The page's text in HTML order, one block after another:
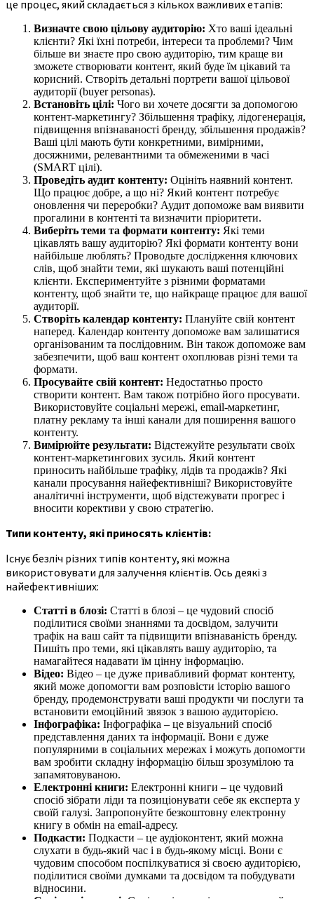
це процес, який складається з кількох важливих етапів:
Визначте свою цільову аудиторію: Хто ваші ідеальні
клієнти? Які їхні потреби, інтереси та проблеми? Чим
більше ви знаєте про свою аудиторію, тим краще ви
зможете створювати контент, який буде їм цікавий та
корисний. Створіть детальні портрети вашої цільової
аудиторії (buyer personas).
Встановіть цілі: Чого ви хочете досягти за допомогою
контент-маркетингу? Збільшення трафіку, лідогенерація,
підвищення впізнаваності бренду, збільшення продажів?
Ваші цілі мають бути конкретними, вимірними,
досяжними, релевантними та обмеженими в часі
(SMART цілі).
Проведіть аудит контенту: Оцініть наявний контент.
Що працює добре, а що ні? Який контент потребує
оновлення чи переробки? Аудит допоможе вам виявити
прогалини в контенті та визначити пріоритети.
Виберіть теми та формати контенту: Які теми
цікавлять вашу аудиторію? Які формати контенту вони
найбільше люблять? Проводьте дослідження ключових
слів, щоб знайти теми, які шукають ваші потенційні
клієнти. Експериментуйте з різними форматами
контенту, щоб знайти те, що найкраще працює для вашої
аудиторії.
Створіть календар контенту: Плануйте свій контент
наперед. Календар контенту допоможе вам залишатися
організованим та послідовним. Він також допоможе вам
забезпечити, щоб ваш контент охоплював різні теми та
формати.
Просувайте свій контент: Недостатньо просто
створити контент. Вам також потрібно його просувати.
Використовуйте соціальні мережі, email-маркетинг,
платну рекламу та інші канали для поширення вашого
контенту.
Вимірюйте результати: Відстежуйте результати своїх
контент-маркетингових зусиль. Який контент
приносить найбільше трафіку, лідів та продажів? Які
канали просування найефективніші? Використовуйте
аналітичні інструменти, щоб відстежувати прогрес і
вносити корективи у свою стратегію.
Типи контенту, які приносять клієнтів:
Існує безліч різних типів контенту, які можна
використовувати для залучення клієнтів. Ось деякі з
найефективніших:
Статті в блозі: Статті в блозі – це чудовий спосіб
поділитися своїми знаннями та досвідом, залучити
трафік на ваш сайт та підвищити впізнаваність бренду.
Пишіть про теми, які цікавлять вашу аудиторію, та
намагайтеся надавати їм цінну інформацію.
Відео: Відео – це дуже привабливий формат контенту,
який може допомогти вам розповісти історію вашого
бренду, продемонструвати ваші продукти чи послуги та
встановити емоційний звязок з вашою аудиторією.
Інфографіка: Інфографіка – це візуальний спосіб
представлення даних та інформації. Вони є дуже
популярними в соціальних мережах і можуть допомогти
вам зробити складну інформацію більш зрозумілою та
запамятовуваною.
Електронні книги: Електронні книги – це чудовий
спосіб зібрати ліди та позиціонувати себе як експерта у
своїй галузі. Запропонуйте безкоштовну електронну
книгу в обмін на email-адресу.
Подкасти: Подкасти – це аудіоконтент, який можна
слухати в будь-який час і в будь-якому місці. Вони є
чудовим способом поспілкуватися зі своєю аудиторією,
поділитися своїми думками та досвідом та побудувати
відносини.